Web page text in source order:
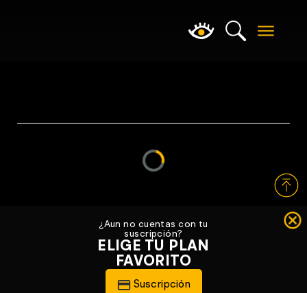
¿Aun no cuentas con tu
suscripción?
ELIGE TU PLAN
FAVORITO
Suscripción